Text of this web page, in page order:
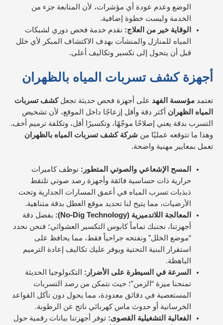
الوضع وعدم عودة أي مؤشرات، لأن المتابعة جزء من
الخدمة وليست خطوة إضافية.
الوقاية خير من العلاج: نقدم خدمة فحص دوري لشبكات
المياه للمنازل والمنشآت بهدف الاكتشاف المبكر لأي خلل
قبل أن يتحول إلى تكسير وتكاليف أعلى.
أجهزة كشف تسربات المياه بالظهران
تعتمد مؤسسة الفهد على أجهزة فحص حديثة تجعلكشف تسربات
المياه الظهران أكثر دقة وأقل إزعاجًا داخل الموقع، لأن تشخيص
التسرب بدقة يعني إصلاحًا موجّهًا، وتكسيرًا أقل، وتكلفة ترميم أخف.
وهذا ما تتوقعه عمليًا من شركة كشف تسربات المياه بالظهران
تعمل بمعايير مهنية واضحة.
المسح الإشعاعي والصوتي المتطور: نوظف كاميرات
حرارية ذات حساسية فائقة وأجهزة رصد صوتي تلتقط
ذبذبات تسرب المياه في أعمق المسارات الجدارية وتحت
الأرضيات، مما يتيح لنا تحديد موقع العطل بدقة متناهية.
المعالجة اللاتدميرية (No-Dig Technology):
بفضل دقة
أجهزتنا، نجنبك تماماً كابوس التكسير العشوائي؛ فنحن نحدد
“موضع الخلل” ونفتحه جراحياً فقط، مما يحافظ على
استقرار البنية التحتية ويوفر عليك تكاليف إعادة الترميم
الباهظة.
السرعة في السيطرة على الأضرار: التكنولوجيا الحديثة
تمنحنا ميزة “الزمن”؛ حيث نتمكن من رصد التسربات
المستعصية في دقائق معدودة، مما يحول دون تآكل القواعد
الخرسانية أو حدوث ماس كهربائي ناتج عن الرطوبة.
الفعالية التشغيلية القصوى: توفر أجهزتنا بيانات رقمية حول